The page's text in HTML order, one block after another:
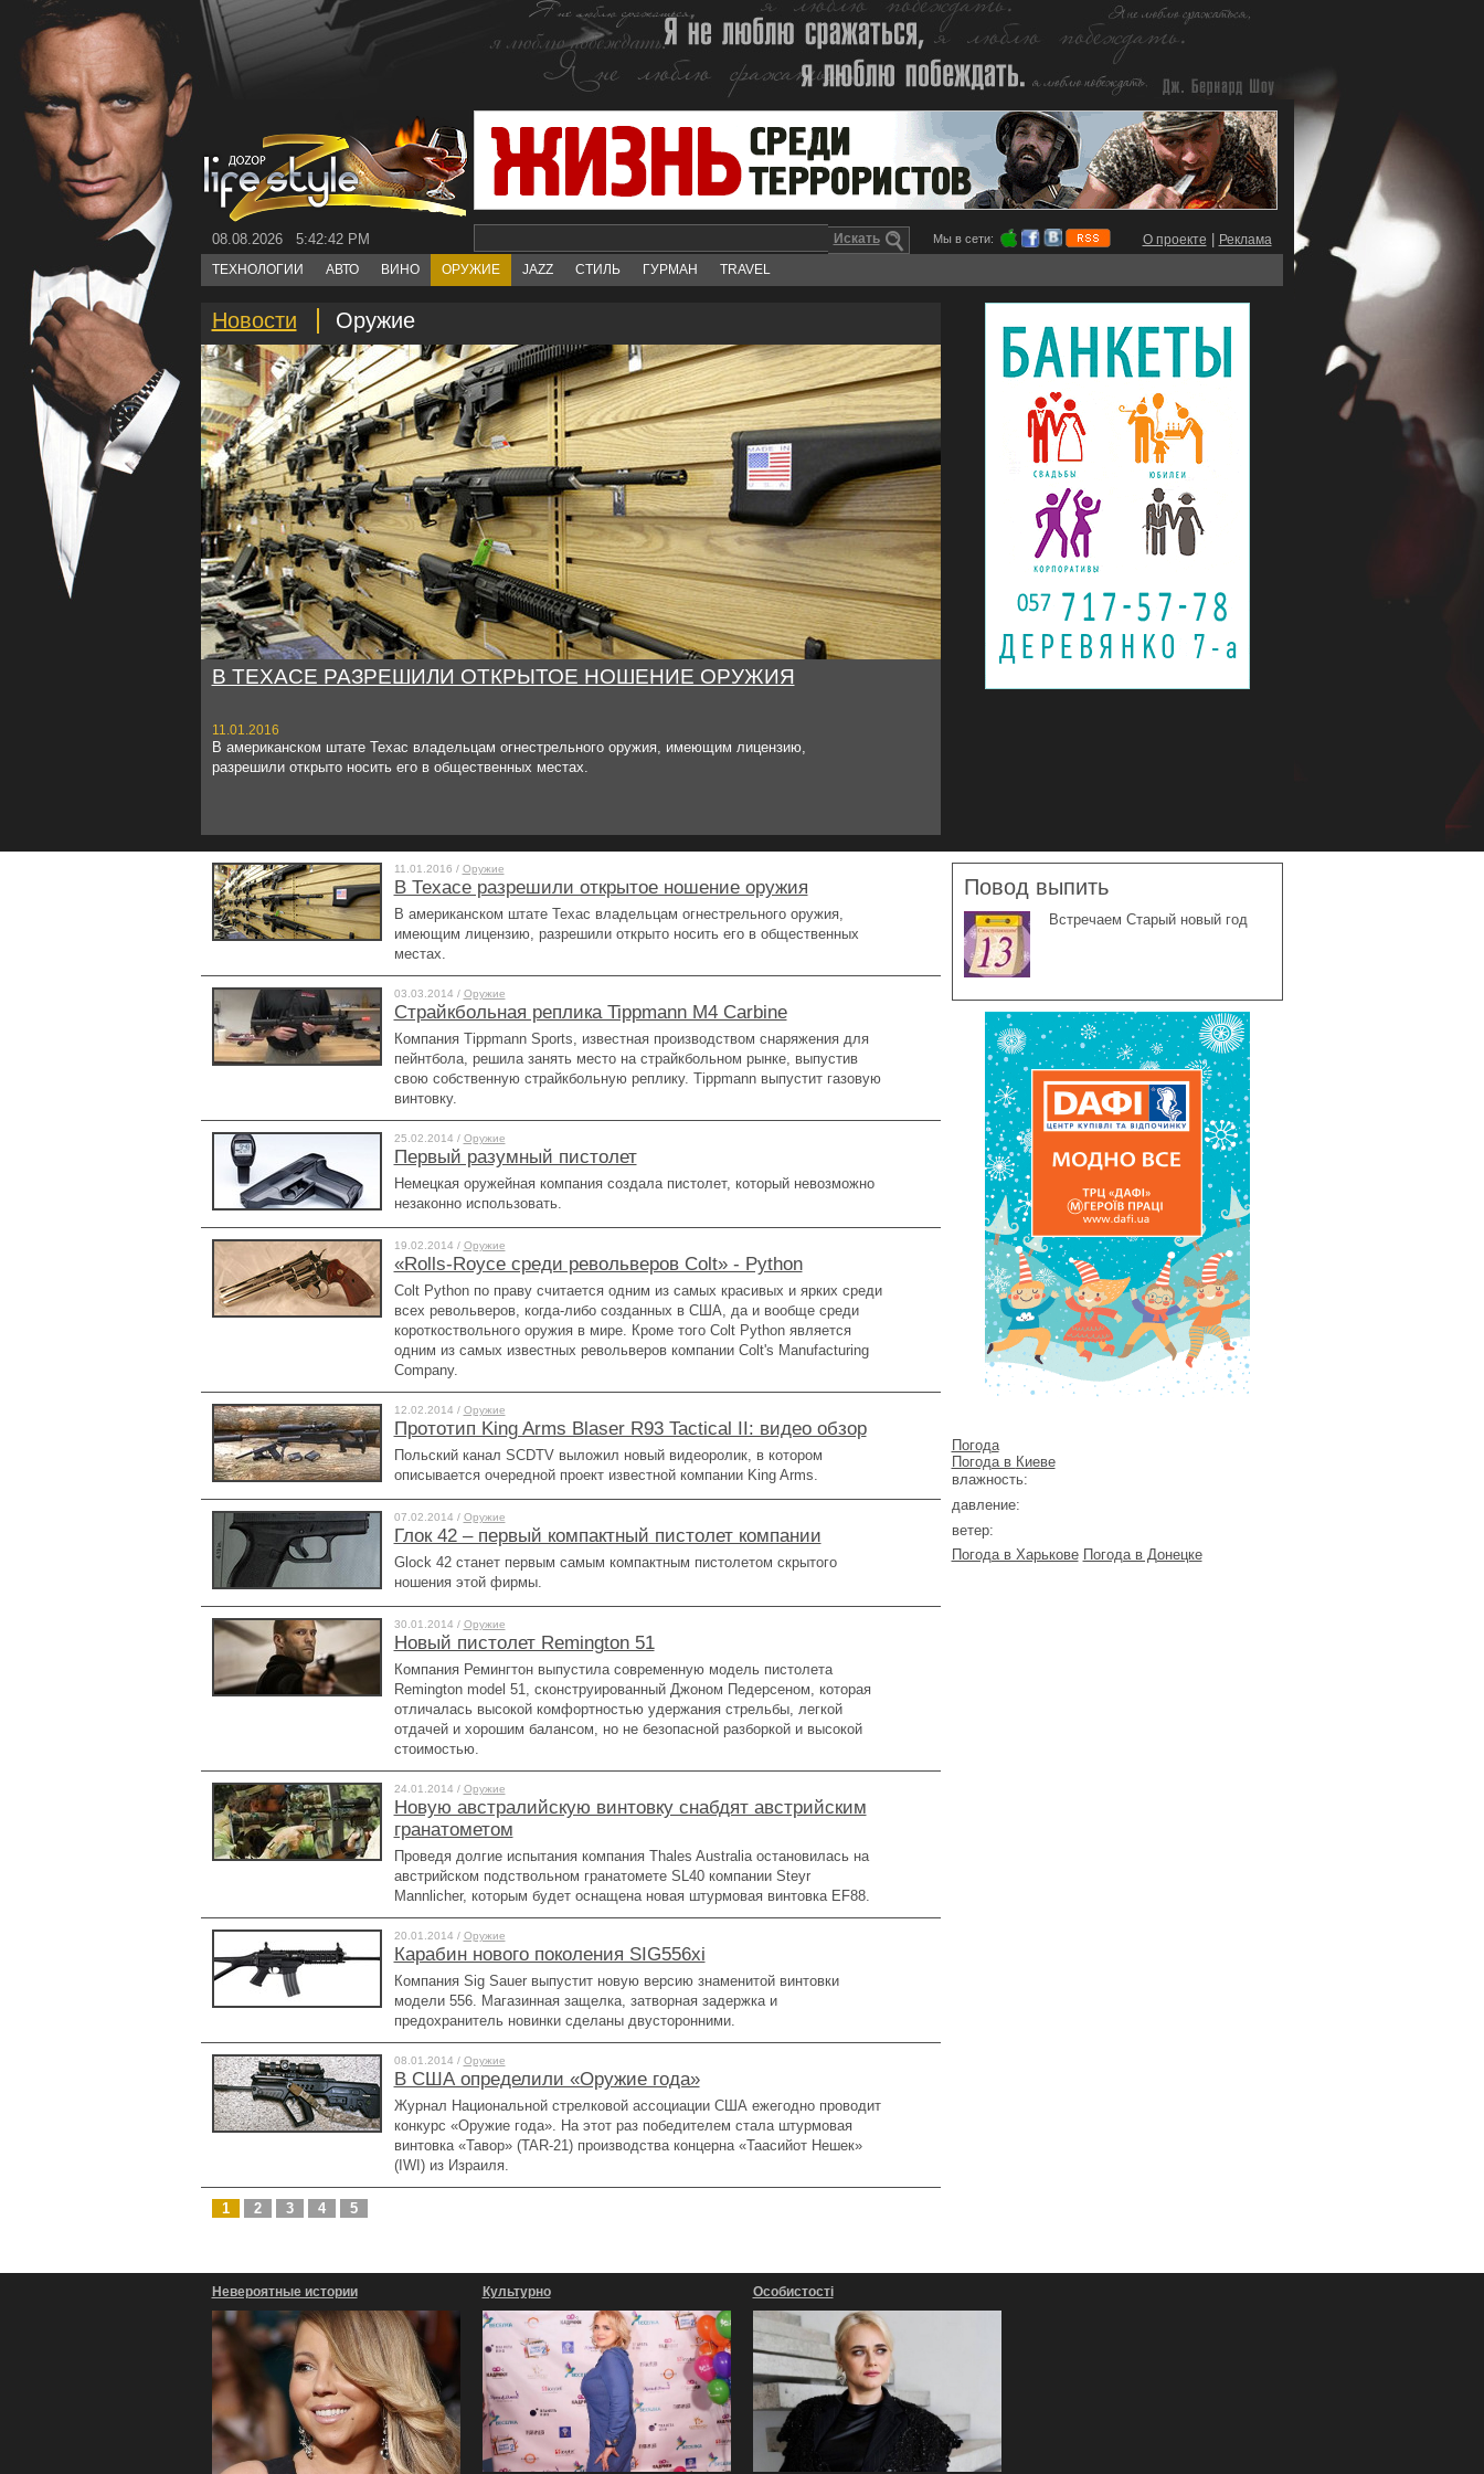
08.08.2026 5:42:42 PM Мы в сети: О проекте
Реклама
ТЕХНОЛОГИИ
АВТО ВИНО ОРУЖИЕ JAZZ СТИЛЬ ГУРМАН TRAVEL
Новости Оружие
В ТЕХАСЕ РАЗРЕШИЛИ ОТКРЫТОЕ НОШЕНИЕ ОРУЖИЯ
11.01.2016
В американском штате Техас владельцам огнестрельного оружия, имеющим лицензию,
разрешили открыто носить его в общественных местах.
11.01.2016 / Оружие
В Техасе разрешили открытое ношение оружия
В американском штате Техас владельцам огнестрельного оружия,
имеющим лицензию, разрешили открыто носить его в общественных
местах.
03.03.2014 / Оружие
Страйкбольная реплика Tippmann M4 Carbine
Компания Tippmann Sports, известная производством снаряжения для
пейнтбола, решила занять место на страйкбольном рынке, выпустив
свою собственную страйкбольную реплику. Tippmann выпустит газовую
винтовку.
25.02.2014 / Оружие
Первый разумный пистолет
Немецкая оружейная компания создала пистолет, который невозможно
незаконно использовать.
19.02.2014 / Оружие
«Rolls-Royce среди револьверов Colt» - Python
Colt Python по праву считается одним из самых красивых и ярких среди
всех револьверов, когда-либо созданных в США, да и вообще среди
короткоствольного оружия в мире. Кроме того Colt Python является
одним из самых известных револьверов компании Colt's Manufacturing
Company.
12.02.2014 / Оружие
Прототип King Arms Blaser R93 Tactical II: видео обзор
Польский канал SCDTV выложил новый видеоролик, в котором
описывается очередной проект известной компании King Arms.
07.02.2014 / Оружие
Глок 42 – первый компактный пистолет компании
Glock 42 станет первым самым компактным пистолетом скрытого
ношения этой фирмы.
30.01.2014 / Оружие
Новый пистолет Remington 51
Компания Ремингтон выпустила современную модель пистолета
Remington model 51, сконструированный Джоном Педерсеном, которая
отличалась высокой комфортностью удержания стрельбы, легкой
отдачей и хорошим балансом, но не безопасной разборкой и высокой
стоимостью.
24.01.2014 / Оружие
Новую австралийскую винтовку снабдят австрийским
гранатометом
Проведя долгие испытания компания Thales Australia остановилась на
австрийском подствольном гранатомете SL40 компании Steyr
Mannlicher, которым будет оснащена новая штурмовая винтовка EF88.
20.01.2014 / Оружие
Карабин нового поколения SIG556xi
Компания Sig Sauer выпустит новую версию знаменитой винтовки
модели 556. Магазинная защелка, затворная задержка и
предохранитель новинки сделаны двусторонними.
08.01.2014 / Оружие
В США определили «Оружие года»
Журнал Национальной стрелковой ассоциации США ежегодно проводит
конкурс «Оружие года». На этот раз победителем стала штурмовая
винтовка «Тавор» (TAR-21) производства концерна «Таасийот Нешек»
(IWI) из Израиля.
1 2 3 4 5
Повод выпить
Встречаем Старый новый год
Погода
Погода в Киеве
влажность:
давление:
ветер:
Погода в Харькове Погода в Донецке
Невероятные истории Культурно Особистості